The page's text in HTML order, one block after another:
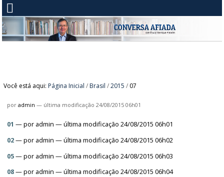
Você está aqui: Página Inicial / Brasil /2015 / 07
poradmin — última modificação 24/08/2015 06h01
01 —por admin — última modificação 24/08/2015 06h01
02—por admin — última modificação 24/08/2015 06h02
05—por admin — última modificação 24/08/2015 06h03
08—por admin — última modificação 24/08/2015 06h04